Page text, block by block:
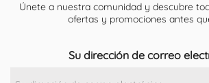
Únete a nuestra comunidad y descubre
ofertas y promociones antes
Su dirección de correo